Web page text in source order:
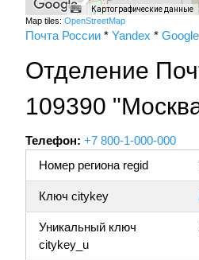
Картографические данные
Map tiles: OpenStreetMap
Почта России * Yandex * Google
Отделение
109390
Телефон: +7 800-1-000-000
Номер региона regid
Ключ citykey
Уникальный ключ
citykey_u